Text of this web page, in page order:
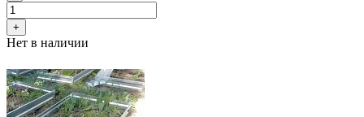
+
Нет в наличии